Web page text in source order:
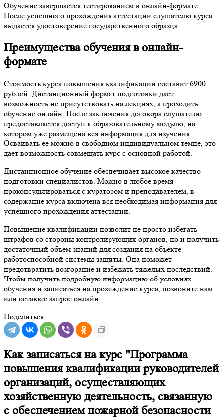
Обучение завершается тестированием в онлайн-формате.
После успешного прохождения аттестации слушателю курса
выдается удостоверение государственного образца.
Преимущества обучения в онлайн-
формате
Стоимость курса повышения квалификации составит 6900
рублей. Дистанционный формат подготовки дает
возможность не присутствовать на лекциях, а проходить
обучение онлайн. После заключения договора слушателю
предоставляется доступ к образовательному модулю, на
котором уже размещена вся информация для изучения.
Осваивать ее можно в свободном индивидуальном темпе, это
дает возможность совмещать курс с основной работой.
Дистанционное обучение обеспечивает высокое качество
подготовки специалистов. Можно в любое время
проконсультироваться с куратором и преподавателем, в
содержание курса включена вся необходимая информация для
успешного прохождения аттестации.
Повышение квалификации позволит не просто избегать
штрафов со стороны контролирующих органов, но и получить
достаточный объем знаний для создания на объекте
работоспособной системы защиты. Она поможет
предотвратить возгорание и избежать тяжелых последствий.
Чтобы получить подробную информацию об условиях
обучения и записаться на прохождение курса, позвоните нам
или оставьте запрос онлайн.
Поделиться:
Как записаться на курс "Программа
повышения квалификации руководителей
организаций, осуществляющих
хозяйственную деятельность, связанную
с обеспечением пожарной безопасности